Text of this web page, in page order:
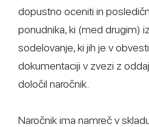
dopustno oceniti in
ponudnika, ki (med drugim)
sodelovanje, ki jih je v
dokumentaciji v zvezi z
določil naročnik.
Naročnik ima namreč v